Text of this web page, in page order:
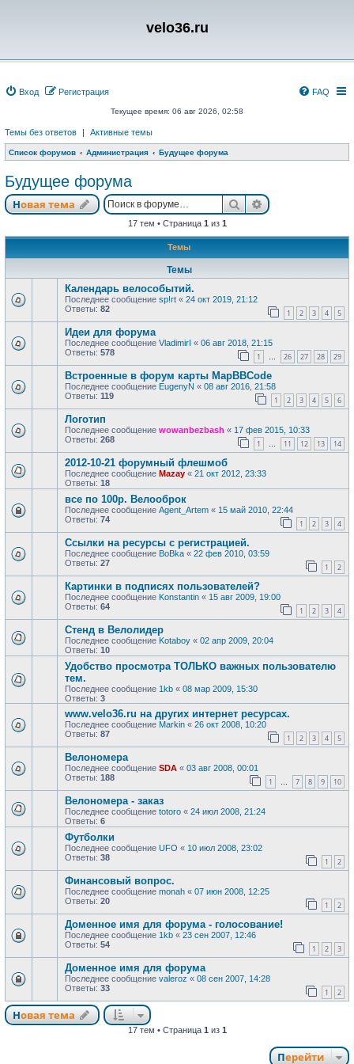
velo36.ru
Вход Регистрация FAQ
Текущее время: 06 авг 2026, 02:58
Темы без ответов | Активные темы
Список форумов Администрация Будущее форума
Будущее форума
Новая тема ПоискРасширенный
17 тем • Страница 1 из 1
Темы
Темы
Календарь велособытий.
Последнее сообщение sp!rt « 24 окт 2019, 21:12
Ответы: 82 1 2 3 4 5
Идеи для форума
Последнее сообщение VladimirI « 06 авг 2018, 21:15
Ответы: 578 1 … 26 27 28 29
Встроенные в форум карты MapBBCode
Последнее сообщение EugenyN « 08 авг 2016, 21:58
Ответы: 119 1 2 3 4 5 6
Логотип
Последнее сообщение wowanbezbash « 17 фев 2015, 10:33
Ответы: 268 1 … 11 12 13 14
2012-10-21 форумный флешмоб
Последнее сообщение Mazay « 21 окт 2012, 23:33
Ответы: 18
все по 100р. Велооброк
Последнее сообщение Agent_Artem « 15 май 2010, 22:44
Ответы: 74 1 2 3 4
Ссылки на ресурсы с регистрацией.
Последнее сообщение BoBka « 22 фев 2010, 03:59
Ответы: 27 1 2
Картинки в подписях пользователей?
Последнее сообщение Konstantin « 15 авг 2009, 19:00
Ответы: 64 1 2 3 4
Стенд в Велолидер
Последнее сообщение Kotaboy « 02 апр 2009, 20:04
Ответы: 10
Удобство просмотра ТОЛЬКО важных пользователю
тем.
Последнее сообщение 1kb « 08 мар 2009, 15:30
Ответы: 3
www.velo36.ru на других интернет ресурсах.
Последнее сообщение Markin « 26 окт 2008, 10:20
Ответы: 87 1 2 3 4 5
Велономера
Последнее сообщение SDA « 03 авг 2008, 00:01
Ответы: 188 1 … 7 8 9 10
Велономера - заказ
Последнее сообщение totoro « 24 июл 2008, 21:24
Ответы: 6
Футболки
Последнее сообщение UFO « 10 июл 2008, 23:02
Ответы: 38 1 2
Финансовый вопрос.
Последнее сообщение monah « 07 июн 2008, 12:25
Ответы: 20 1 2
Доменное имя для форума - голосование!
Последнее сообщение 1kb « 23 сен 2007, 12:46
Ответы: 54 1 2 3
Доменное имя для форума
Последнее сообщение valeroz « 08 сен 2007, 14:28
Ответы: 33 1 2
Новая тема
17 тем • Страница 1 из 1
Перейти